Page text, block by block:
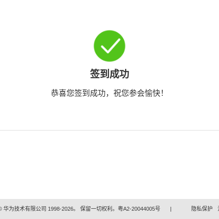
签到成功
恭喜您签到成功，祝您参会愉快！
华为技术有限公司 1998-2026。 保留一切权利。粤A2-20044005号 | 隐私保护